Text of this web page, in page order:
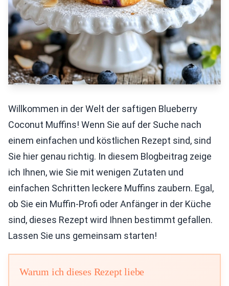
Willkommen in der Welt der saftigen Blueberry
Coconut Muffins! Wenn Sie auf der Suche nach
einem einfachen und köstlichen Rezept sind, sind
Sie hier genau richtig. In diesem Blogbeitrag zeige
ich Ihnen, wie Sie mit wenigen Zutaten und
einfachen Schritten leckere Muffins zaubern. Egal,
ob Sie ein Muffin-Profi oder Anfänger in der Küche
sind, dieses Rezept wird Ihnen bestimmt gefallen.
Lassen Sie uns gemeinsam starten!
Warum ich dieses Rezept liebe